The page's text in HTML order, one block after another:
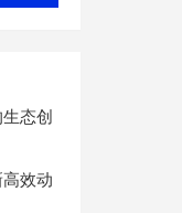
态创
效动